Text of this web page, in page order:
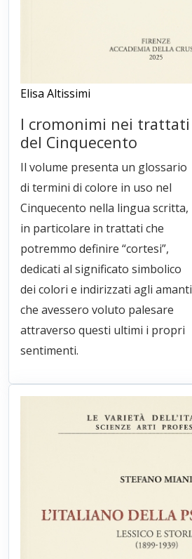
Elisa Altissimi
I cromonimi nei trattati
del Cinquecento
Il volume presenta un glossario
di termini di colore in uso nel
Cinquecento nella lingua scritta,
in particolare in trattati che
potremmo definire “cortesi”,
dedicati al significato simbolico
dei colori e indirizzati agli amanti
che avessero voluto palesare
attraverso questi ultimi i propri
sentimenti.